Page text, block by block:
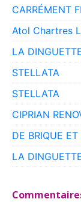
CARRÉMENT
Atol Chartres
LA
STELLATA
STELLATA
CIPRIAN
DE BRIQUE
LA